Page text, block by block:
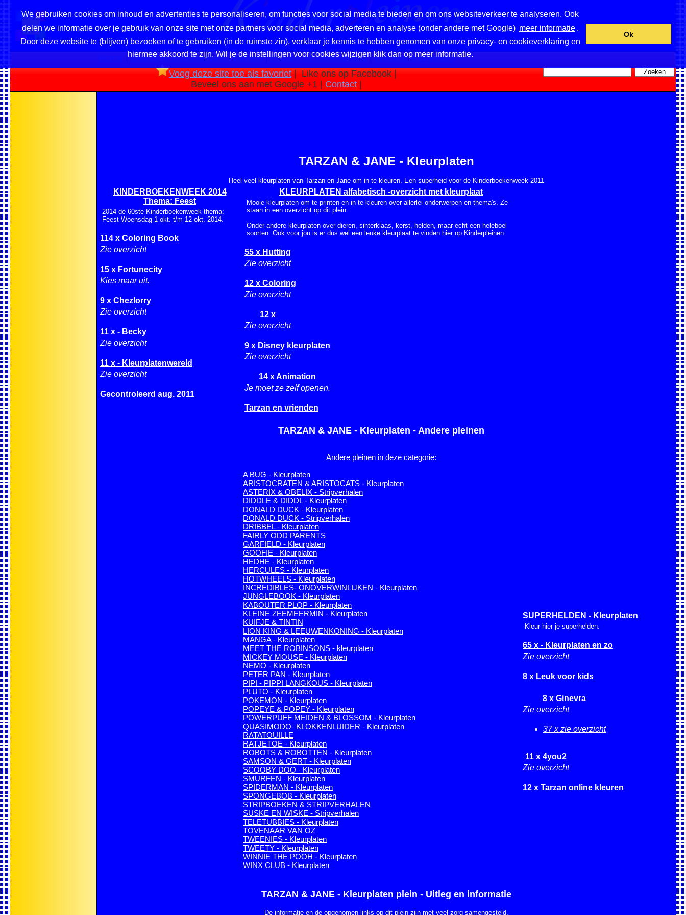
We gebruiken cookies om inhoud en advertenties te personaliseren, om functies voor social media te bieden en om ons websiteverkeer te analyseren. Ook
delen we informatie over je gebruik van onze site met onze partners voor social media, adverteren en analyse (onder andere met Google) meer informatie .
Door deze website te (blijven) bezoeken of te gebruiken (in de ruimste zin), verklaar je kennis te hebben genomen van onze privacy- en cookieverklaring en
hiermee akkoord te zijn. Wil je de instellingen voor cookies wijzigen klik dan op meer informatie.
Ok
|Overzicht onderwerpen / pleinen|Privacy en cookiebeleid|Website suggestie?
Voeg deze site toe als favoriet|Like ons op Facebook |
Beveel ons aan met Google +1 | Contact
TARZAN & JANE - Kleurplaten
Heel veel kleurplaten van Tarzan en Jane om in te kleuren. Een superheid voor de Kinderboekenweek 2011
KINDERBOEKENWEEK 2014
Thema: Feest
2014 de 60ste Kinderboekenweek thema:
Feest Woensdag 1 okt. t/m 12 okt. 2014.
114 x Coloring Book
Zie overzicht
15 x Fortunecity
Kies maar uit.
9 x Chezlorry
Zie overzicht
11 x - Becky
Zie overzicht
11 x - Kleurplatenwereld
Zie overzicht
Gecontroleerd aug. 2011
KLEURPLATEN alfabetisch -overzicht met kleurplaat
Mooie kleurplaten om te printen en in te kleuren over allerlei onderwerpen en thema's. Ze
staan in een overzicht op dit plein.
Onder andere kleurplaten over dieren, sinterklaas, kerst, helden, maar echt een heleboel
soorten. Ook voor jou is er dus wel een leuke kleurplaat te vinden hier op Kinderpleinen.
55 x Hutting
Zie overzicht
12 x Coloring
Zie overzicht
12 x
Zie overzicht
9 x Disney kleurplaten
Zie overzicht
14 x Animation
Je moet ze zelf openen.
Tarzan en vrienden
TARZAN & JANE - Kleurplaten - Andere pleinen
Andere pleinen in deze categorie:
A BUG - Kleurplaten
ARISTOCRATEN & ARISTOCATS - Kleurplaten
ASTERIX & OBELIX - Stripverhalen
DIDDLE & DIDDL - Kleurplaten
DONALD DUCK - Kleurplaten
DONALD DUCK - Stripverhalen
DRIBBEL - Kleurplaten
FAIRLY ODD PARENTS
GARFIELD - Kleurplaten
GOOFIE - Kleurplaten
HEDHE - Kleurplaten
HERCULES - Kleurplaten
HOTWHEELS - Kleurplaten
INCREDIBLES- ONOVERWINLIJKEN - Kleurplaten
JUNGLEBOOK - Kleurplaten
KABOUTER PLOP - Kleurplaten
KLEINE ZEEMEERMIN - Kleurplaten
KUIFJE & TINTIN
LION KING & LEEUWENKONING - Kleurplaten
MANGA - Kleurplaten
MEET THE ROBINSONS - kleurplaten
MICKEY MOUSE - Kleurplaten
NEMO - Kleurplaten
PETER PAN - Kleurplaten
PIPI - PIPPI LANGKOUS - Kleurplaten
PLUTO - Kleurplaten
POKEMON - Kleurplaten
POPEYE & POPEY - Kleurplaten
POWERPUFF MEIDEN & BLOSSOM - Kleurplaten
QUASIMODO- KLOKKENLUIDER - Kleurplaten
RATATOUILLE
RATJETOE - Kleurplaten
ROBOTS & ROBOTTEN - Kleurplaten
SAMSON & GERT - Kleurplaten
SCOOBY DOO - Kleurplaten
SMURFEN - Kleurplaten
SPIDERMAN - Kleurplaten
SPONGEBOB - Kleurplaten
STRIPBOEKEN & STRIPVERHALEN
SUSKE EN WISKE - Stripverhalen
TELETUBBIES - Kleurplaten
TOVENAAR VAN OZ
TWEENIES - Kleurplaten
TWEETY - Kleurplaten
WINNIE THE POOH - Kleurplaten
WINX CLUB - Kleurplaten
SUPERHELDEN - Kleurplaten
Kleur hier je superhelden.
65 x - Kleurplaten en zo
Zie overzicht
8 x Leuk voor kids
8 x Ginevra
Zie overzicht
37 x zie overzicht
11 x 4you2
Zie overzicht
12 x Tarzan online kleuren
TARZAN & JANE - Kleurplaten plein - Uitleg en informatie
De informatie en de opgenomen links op dit plein zijn met veel zorg samengesteld.